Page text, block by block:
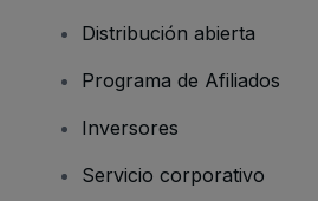
Distribución abierta
Programa de Afiliados
Inversores
Servicio corporativo